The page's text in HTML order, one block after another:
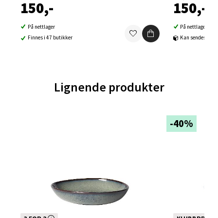
150,-
På nettlager
Finnes i 47 butikker
150,-
På nettlager
Kan sendes til
Lignende produkter
-40%
Falkenborgveien 5, 7044 Trondheim
Åpent i dag 09-20
0 i butikk
Ski Storsenter, Jernbanesvingen 6, 1400 Ski